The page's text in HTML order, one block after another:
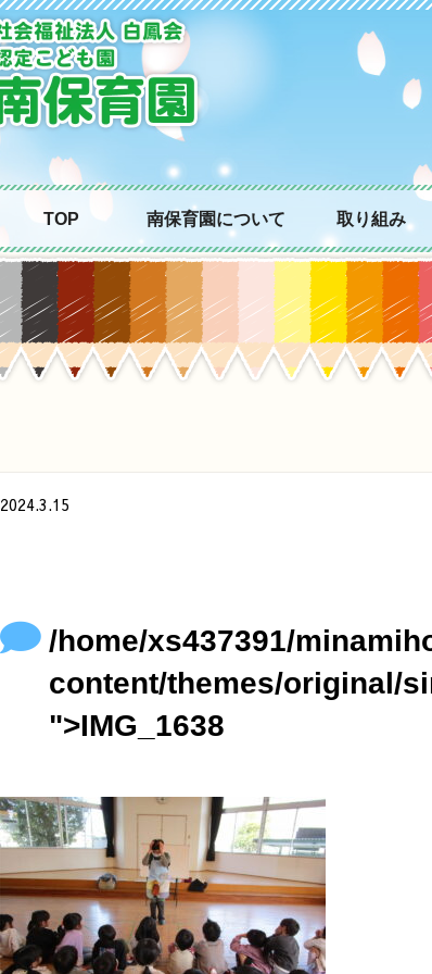
TOP 南保育園について 取り組み
2024.3.15
/home/xs437391/
content/themes/original/
">IMG_1638